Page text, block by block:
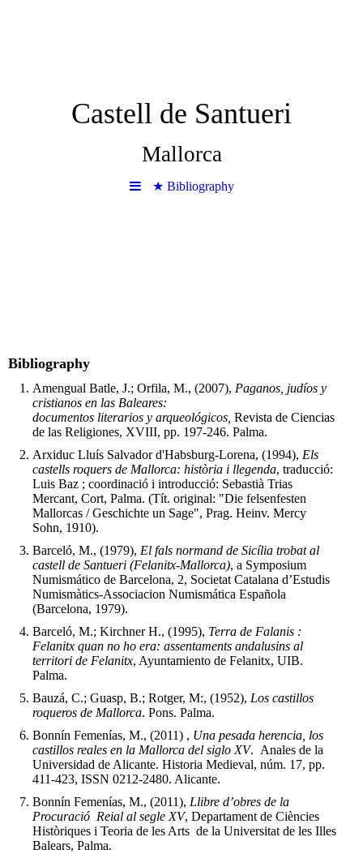
Castell de Santueri
Mallorca
★ Bibliography
Bibliography
Amengual Batle, J.; Orfila, M., (2007), Paganos, judíos y
cristianos en las Baleares:
documentos literarios y arqueológicos, Revista de Ciencias
de las Religiones, XVIII, pp. 197-246. Palma.
Arxiduc Lluís Salvador d'Habsburg-Lorena, (1994), Els
castells roquers de Mallorca: història i llegenda, traducció:
Luis Baz ; coordinació i introducció: Sebastià Trias
Mercant, Cort, Palma. (Tít. original: "Die felsenfesten
Mallorcas / Geschichte un Sage", Prag. Heinv. Mercy
Sohn, 1910).
Barceló, M., (1979), El fals normand de Sicília trobat al
castell de Santueri (Felanitx-Mallorca), a Symposium
Numismático de Barcelona, 2, Societat Catalana d’Estudis
Numismàtics-Associacion Numismática Española
(Barcelona, 1979).
Barceló, M.; Kirchner H., (1995), Terra de Falanis :
Felanitx quan no ho era: assentaments andalusins al
territori de Felanitx, Ayuntamiento de Felanitx, UIB.
Palma.
Bauzá, C.; Guasp, B.; Rotger, M:, (1952), Los castillos
roqueros de Mallorca. Pons. Palma.
Bonnín Femenías, M., (2011) , Una pesada herencia, los
castillos reales en la Mallorca del siglo XV. Anales de la
Universidad de Alicante. Historia Medieval, núm. 17, pp.
411-423, ISSN 0212-2480. Alicante.
Bonnín Femenías, M., (2011), Llibre d’obres de la
Procuració Reial al segle XV, Departament de Ciències
Històriques i Teoria de les Arts de la Universitat de les Illes
Balears, Palma.